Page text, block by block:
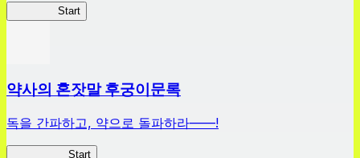
Start
약사의 혼잣말 후궁이문록
독을 간파하고, 약으로 돌파하라——!
Start